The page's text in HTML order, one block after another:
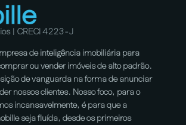
| CRECI 4223-J
de inteligência imobiliária para
ou vender imóveis de alto padrão.
de vanguarda na forma de anunciar
nossos clientes. Nosso foco, para o
incansavelmente, é para que a
seja fluída, desde os primeiros